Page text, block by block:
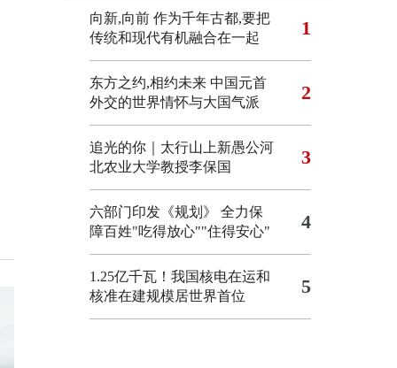
向新,向前 作为千年古都,要把
传统和现代有机融合在一起
1
东方之约,相约未来 中国元首
外交的世界情怀与大国气派
2
追光的你｜太行山上新愚公河
北农业大学教授李保国
3
六部门印发《规划》 全力保
障百姓"吃得放心""住得安心"
4
1.25亿千瓦！我国核电在运和
核准在建规模居世界首位
5